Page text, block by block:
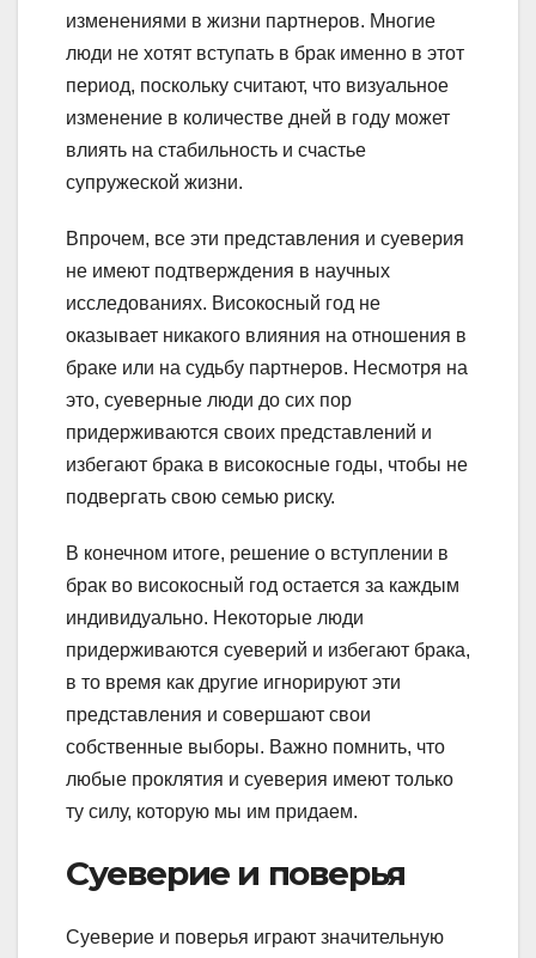
изменениями в жизни партнеров. Многие
люди не хотят вступать в брак именно в этот
период, поскольку считают, что визуальное
изменение в количестве дней в году может
влиять на стабильность и счастье
супружеской жизни.
Впрочем, все эти представления и суеверия
не имеют подтверждения в научных
исследованиях. Високосный год не
оказывает никакого влияния на отношения в
браке или на судьбу партнеров. Несмотря на
это, суеверные люди до сих пор
придерживаются своих представлений и
избегают брака в високосные годы, чтобы не
подвергать свою семью риску.
В конечном итоге, решение о вступлении в
брак во високосный год остается за каждым
индивидуально. Некоторые люди
придерживаются суеверий и избегают брака,
в то время как другие игнорируют эти
представления и совершают свои
собственные выборы. Важно помнить, что
любые проклятия и суеверия имеют только
ту силу, которую мы им придаем.
Суеверие и поверья
Суеверие и поверья играют значительную